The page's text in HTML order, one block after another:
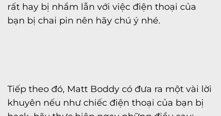
rất hay bị nhầm lẫn với việc điện thoại của
bạn bị chai pin nên hãy chú ý nhé.
Tiếp theo đó, Matt Boddy có đưa ra một vài lời
khuyên nếu như chiếc điện thoại của bạn bị